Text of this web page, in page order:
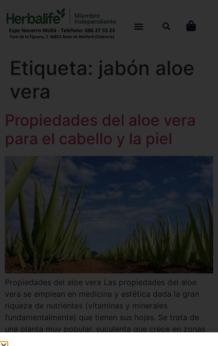
Etiqueta: jabón aloe
vera
Propiedades del aloe vera
para el cabello y la piel
Propiedades del aloe vera Las propiedades del aloe
vera se emplean en medicina y estética dada la gran
riqueza de nutrientes (vitaminas y minerales
fundamentalmente) que tienen sus hojas. Se trata de
una planta muy popular, suculenta que crece en zonas
secas y que se desarrolla con relativa facilidad. Por lo